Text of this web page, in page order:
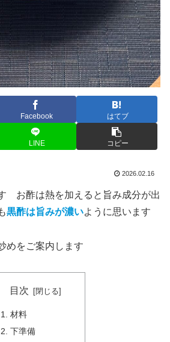
Facebook はてブ
LINE コピー
2026.02.16
お酢は熱を加えると旨み成分が出
黒酢は旨みが濃いように思います
めをご案内します
目次
材料
下準備